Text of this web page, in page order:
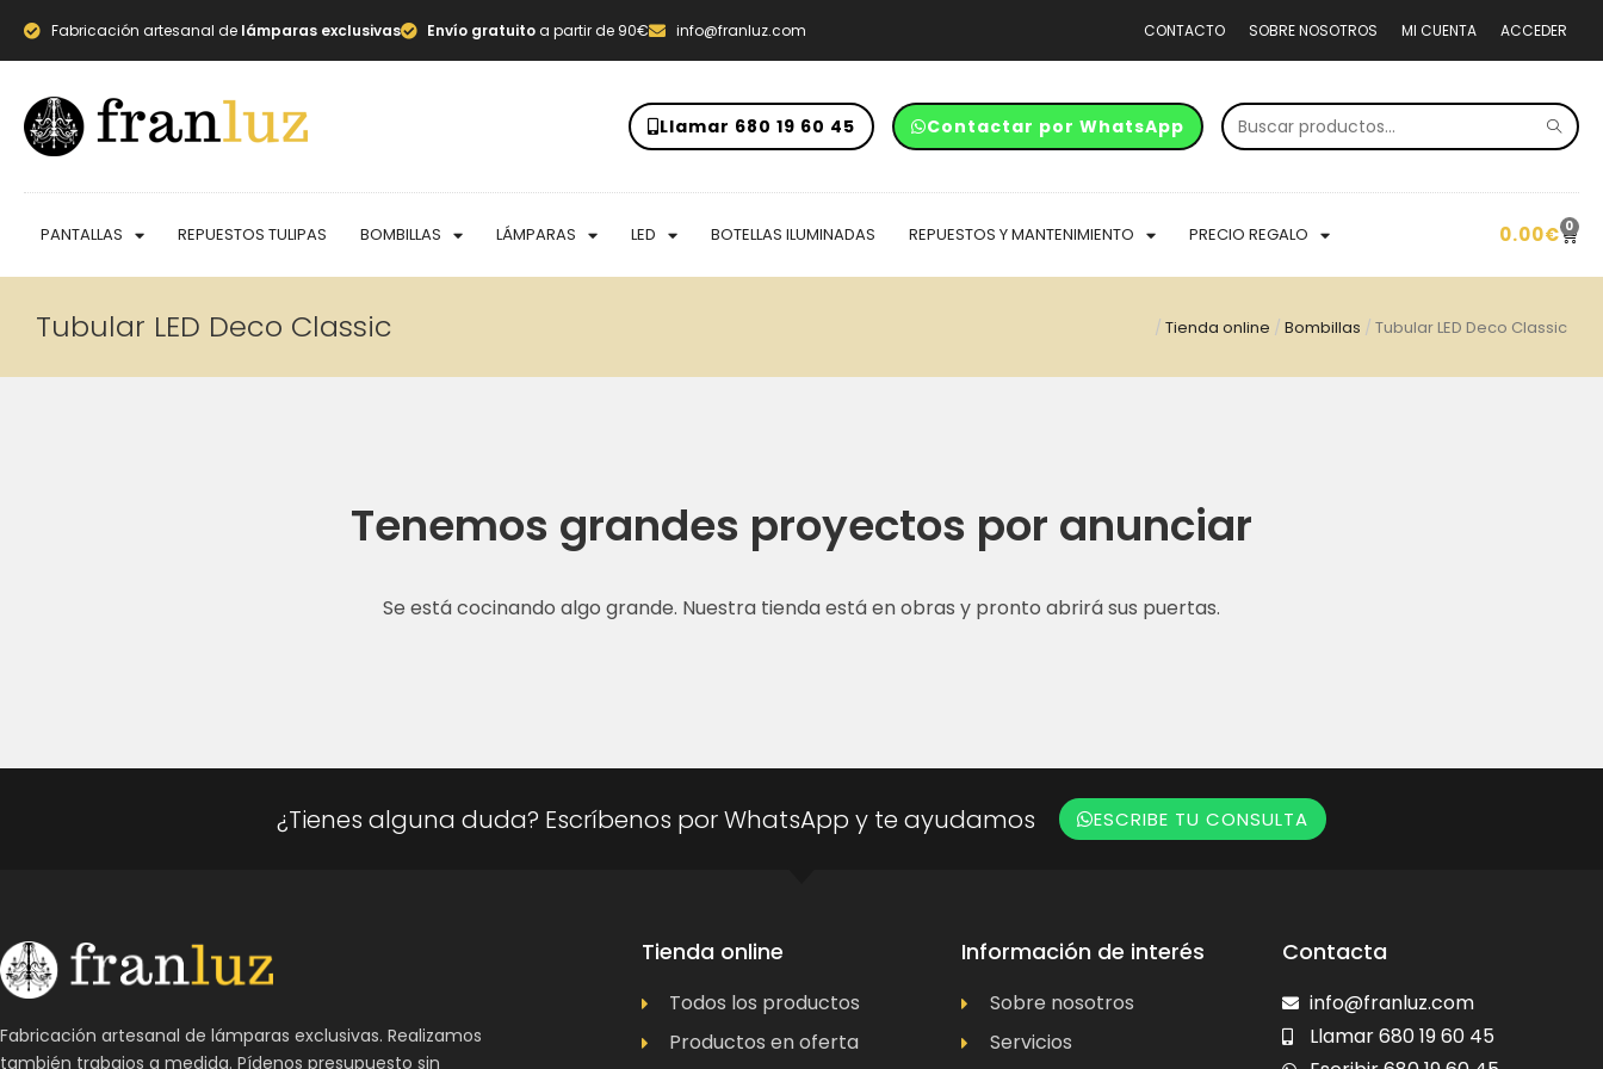
Fabricación artesanal de lámparas exclusivas Envío gratuitoa partir de 90€ info@franluz.com CONTACTO SOBRE NOSOTROS MI CUENTA ACCEDER
Llamar 680 19 60 45 Contactar por WhatsApp
PANTALLAS REPUESTOS TULIPAS BOMBILLAS LÁMPARAS LED BOTELLAS ILUMINADAS REPUESTOS Y MANTENIMIENTO PRECIO REGALO 0.00€ 0
Tubular LED Deco Classic / Tienda online / Bombillas / Tubular LED Deco Classic
Tenemos grandes proyectos por anunciar
Se está cocinando algo grande. Nuestra tienda está en obras y pronto abrirá sus puertas.
¿Tienes alguna duda? Escríbenos por WhatsApp y te ayudamos ESCRIBE TU CONSULTA
Fabricación artesanal de lámparas exclusivas. Realizamos
también trabajos a medida. Pídenos presupuesto sin
Tienda online
Todos los productos
Productos en oferta
Información de interés
Sobre nosotros
Servicios
Contacta
info@franluz.com
Llamar 680 19 60 45